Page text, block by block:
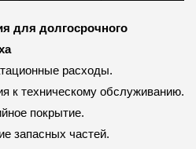
для долгосрочного
расходы.
к техническому обслуживанию.
покрытие.
запасных частей.